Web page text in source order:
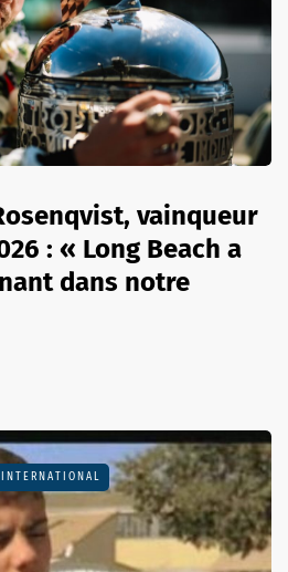
vainqueur
: « Long Beach a
dans notre
INTERNATIONAL